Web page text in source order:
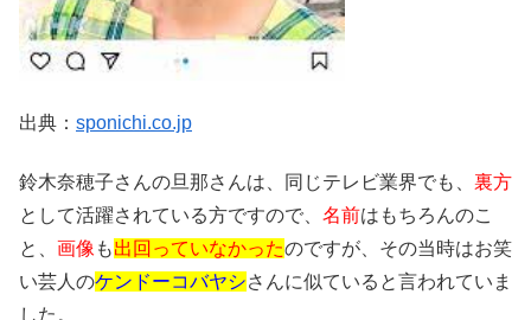
出典： sponichi.co.jp
鈴木奈穂子さんの旦那さんは、同じテレビ業界でも、 裏方
として活躍されている方ですので、 名前はもちろんのこ
と、 画像も出回っていなかったのですが、その当時はお笑
い芸人のケンドーコバヤシさんに似ていると言われていま
した。